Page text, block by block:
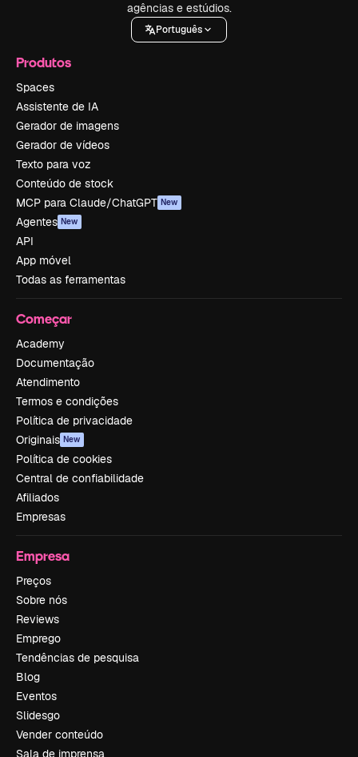
agências e estúdios.
Português
Produtos
Spaces
Assistente de IA
Gerador de imagens
Gerador de vídeos
Texto para voz
Conteúdo de stock
MCP para Claude/ChatGPT New
Agentes New
API
App móvel
Todas as ferramentas
Começar
Academy
Documentação
Atendimento
Termos e condições
Política de privacidade
Originais New
Política de cookies
Central de confiabilidade
Afiliados
Empresas
Empresa
Preços
Sobre nós
Reviews
Emprego
Tendências de pesquisa
Blog
Eventos
Slidesgo
Vender conteúdo
Sala de imprensa